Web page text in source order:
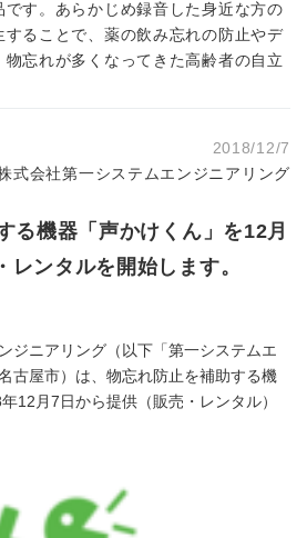
す。あらかじめ録音した身近な方の
ることで、薬の飲み忘れの防止やデ
忘れが多くなってきた高齢者の自立
2018/12/7
式会社第一システムエンジニアリング
る機器「声かけくん」を12月
レンタルを開始します。
ジニアリング（以下「第一システムエ
古屋市）は、物忘れ防止を補助する機
12月7日から提供（販売・レンタル）